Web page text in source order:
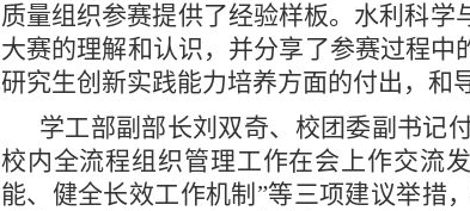
质量组织参赛提供了经验样板。水利科
大赛的理解和认识，并分享了参赛过程
研究生创新实践能力培养方面的付出，和
学工部副部长刘双奇、校团委副书记
校内全流程组织管理工作在会上作交流
能、健全长效工作机制”等三项建议举措